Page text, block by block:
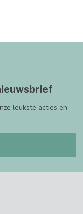
leukste acties en